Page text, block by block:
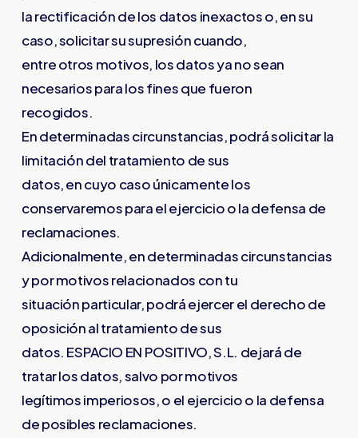
la rectificación de los datos inexactos o, en su
caso, solicitar su supresión cuando,
entre otros motivos, los datos ya no sean
necesarios para los fines que fueron
recogidos.
En determinadas circunstancias, podrá solicitar la
limitación del tratamiento de sus
datos, en cuyo caso únicamente los
conservaremos para el ejercicio o la defensa de
reclamaciones.
Adicionalmente, en determinadas circunstancias
y por motivos relacionados con tu
situación particular, podrá ejercer el derecho de
oposición al tratamiento de sus
datos. ESPACIO EN POSITIVO, S.L. dejará de
tratar los datos, salvo por motivos
legítimos imperiosos, o el ejercicio o la defensa
de posibles reclamaciones.